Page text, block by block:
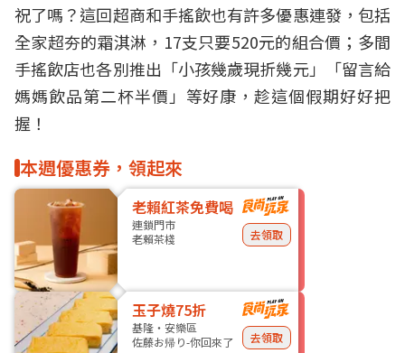
祝了嗎？這回超商和手搖飲也有許多優惠連發，包括
全家超夯的霜淇淋，17支只要520元的組合價；多間
手搖飲店也各別推出「小孩幾歲現折幾元」「留言給
媽媽飲品第二杯半價」等好康，趁這個假期好好把
握！
本週優惠券，領起來
老賴紅茶免費喝
連鎖門市
老賴茶棧
去領取
玉子燒75折
基隆・安樂區
佐藤お帰り-你回來了
去領取